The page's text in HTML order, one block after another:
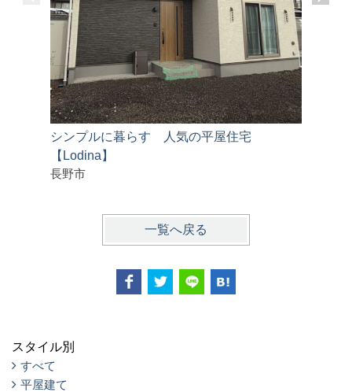
シンプルに暮らす 人気の平屋住宅
【Lodina】
長野市
一覧へ戻る
スタイル別
すべて
平屋建て